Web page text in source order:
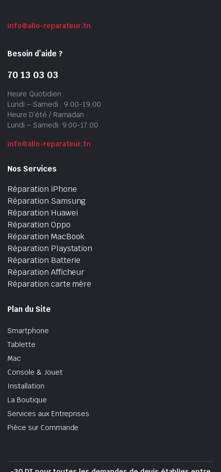
info@allo-reparateur.tn
Besoin d’aide ?
70 13 03 03
Heure Quotidien :
Lundi – Samedi : 9:00-19:00
Heure D’été / Ramadan :
Lundi – Samedi: 9:00-17:00
info@allo-reparateur.tn
Nos Services
Réparation iPhone
Réparation Samsung
Réparation Huawei
Réparation Oppo
Réparation MacBook
Réparation Playstation
Réparation Batterie
Réparation Afficheur
Réparation carte mère
Plan du Site
Smartphone
Tablette
Mac
Console & Jouet
Installation
La Boutique
Services aux Entreprises
Pièce sur Commande